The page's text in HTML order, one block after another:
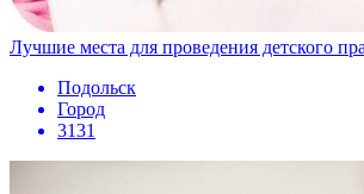
Лучшие места для проведения детского
Подольск
Город
3131